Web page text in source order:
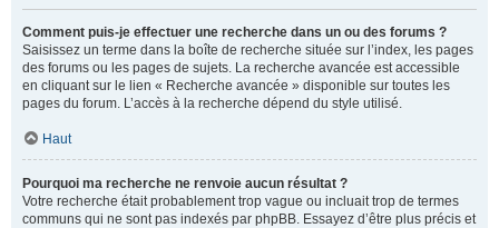
Comment puis-je effectuer une recherche dans un ou des forums ?
Saisissez un terme dans la boîte de recherche située sur l’index, les pages
des forums ou les pages de sujets. La recherche avancée est accessible
en cliquant sur le lien « Recherche avancée » disponible sur toutes les
pages du forum. L’accès à la recherche dépend du style utilisé.
Haut
Pourquoi ma recherche ne renvoie aucun résultat ?
Votre recherche était probablement trop vague ou incluait trop de termes
communs qui ne sont pas indexés par phpBB. Essayez d’être plus précis et